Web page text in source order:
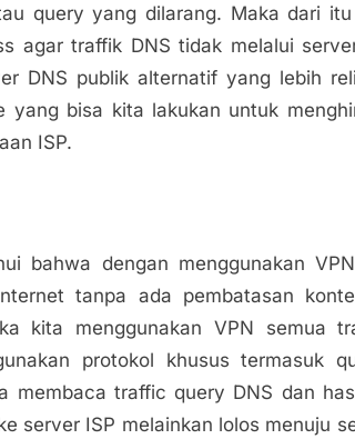
query yang dilarang. Maka dari
agar traffik DNS tidak melalui
DNS publik alternatif yang lebih
yang bisa kita lakukan untuk
ISP.
bahwa dengan menggunakan
tanpa ada pembatasan
kita menggunakan VPN semua
protokol khusus termasuk
membaca traffic query DNS dan
server ISP melainkan lolos menuju